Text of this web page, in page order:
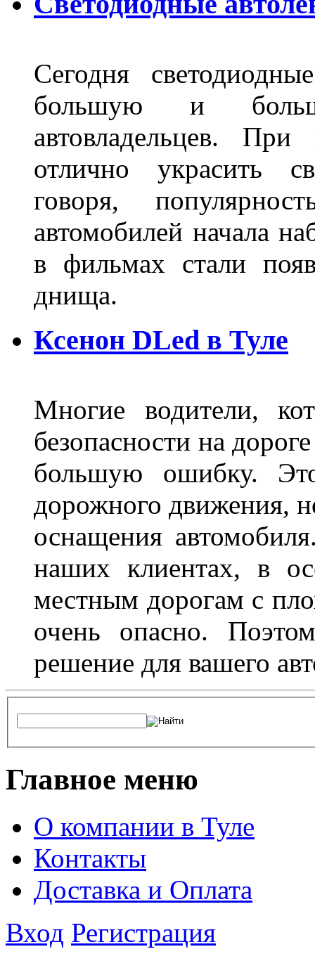
Сегодня
большую и
автовладельцев.
отлично украсить
говоря,
автомобилей начала
в фильмах стали
днища.
Ксенон DLed в Туле
Многие водители,
безопасности на
большую ошибку.
дорожного движения,
оснащения
наших клиентах, в
местным дорогам с
очень опасно.
решение для вашего
Главное меню
О компании в Туле
Контакты
Доставка и Оплата
Вход Регистрация